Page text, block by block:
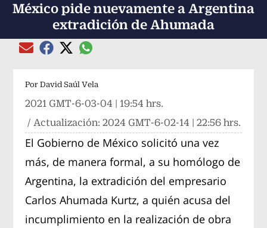
México pide nuevamente a Argentina
extradición de Ahumada
Compartir el artículo actual mediante Email
Compartir el artículo actual mediante Facebook
Compartir el artículo actual mediante Twitter
Compartir el artículo actual mediante
Por David Saúl Vela
2021 GMT-6-03-04 | 19:54 hrs.
/ Actualización:2024 GMT-6-02-14 | 22:56 hrs.
El Gobierno de México solicitó una vez
más, de manera formal, a su homólogo de
Argentina, la extradición del empresario
Carlos Ahumada Kurtz, a quién acusa del
incumplimiento en la realización de obra